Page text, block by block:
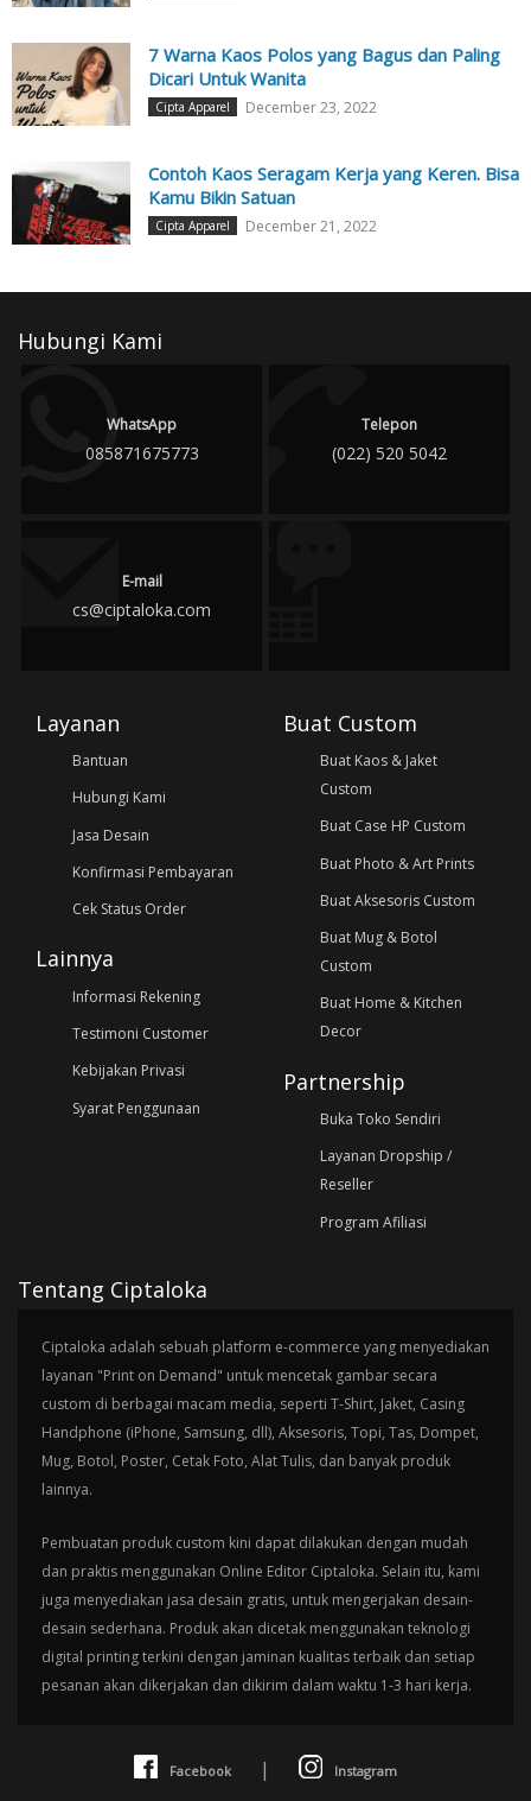
7 Warna Kaos Polos yang Bagus dan Paling
Dicari Untuk Wanita
Cipta Apparel December 23, 2022
Contoh Kaos Seragam Kerja yang Keren. Bisa
Kamu Bikin Satuan
Cipta Apparel December 21, 2022
Hubungi Kami
WhatsApp
085871675773
Telepon
(022) 520 5042
E-mail
cs@ciptaloka.com
Layanan
Bantuan
Hubungi Kami
Jasa Desain
Konfirmasi Pembayaran
Cek Status Order
Lainnya
Informasi Rekening
Testimoni Customer
Kebijakan Privasi
Syarat Penggunaan
Buat Custom
Buat Kaos & Jaket
Custom
Buat Case HP Custom
Buat Photo & Art Prints
Buat Aksesoris Custom
Buat Mug & Botol
Custom
Buat Home & Kitchen
Decor
Partnership
Buka Toko Sendiri
Layanan Dropship /
Reseller
Program Afiliasi
Tentang Ciptaloka
Ciptaloka adalah sebuah platform e-commerce yang menyediakan
layanan "Print on Demand" untuk mencetak gambar secara
custom di berbagai macam media, seperti T-Shirt, Jaket, Casing
Handphone (iPhone, Samsung, dll), Aksesoris, Topi, Tas, Dompet,
Mug, Botol, Poster, Cetak Foto, Alat Tulis, dan banyak produk
lainnya.
Pembuatan produk custom kini dapat dilakukan dengan mudah
dan praktis menggunakan Online Editor Ciptaloka. Selain itu, kami
juga menyediakan jasa desain gratis, untuk mengerjakan desain-
desain sederhana. Produk akan dicetak menggunakan teknologi
digital printing terkini dengan jaminan kualitas terbaik dan setiap
pesanan akan dikerjakan dan dikirim dalam waktu 1-3 hari kerja.
Facebook | Instagram